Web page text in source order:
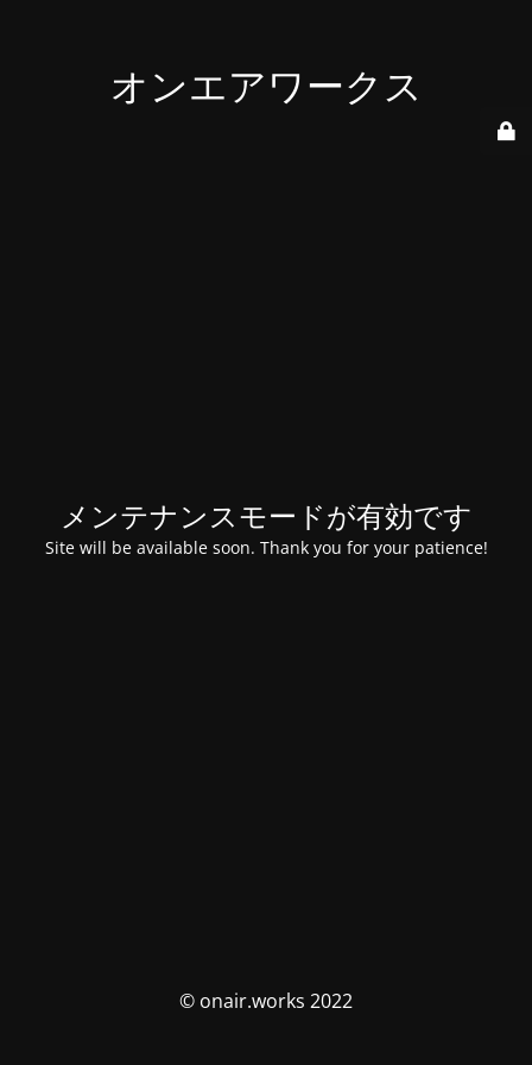
オンエアワークス
メンテナンスモードが有効です
Site will be available soon. Thank you for your patience!
© onair.works 2022